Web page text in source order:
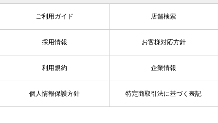
ご利用ガイド 店舗検索
採用情報 お客様対応方針
利用規約 企業情報
個人情報保護方針 特定商取引法に基づく表記